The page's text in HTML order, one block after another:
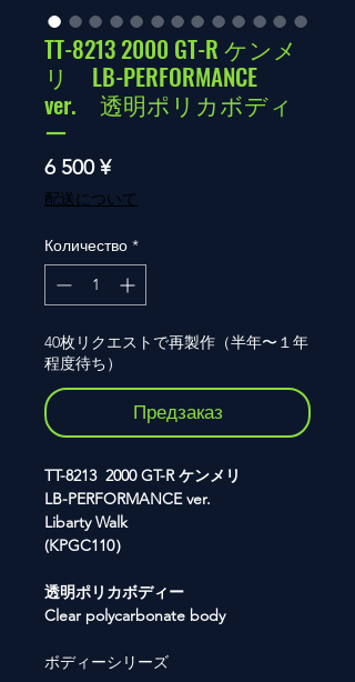
TT-8213 2000 GT-R ケンメ
リ LB-PERFORMANCE
ver. 透明ポリカボディ
ー
6 500 ¥Цена
配送について
Количество *
40枚リクエストで再製作（半年〜１年
程度待ち）
Предзаказ
TT-8213 2000 GT-R ケンメリ
LB-PERFORMANCE ver.
Libarty Walk
(KPGC110）
透明ポリカボディー
Clear polycarbonate body
ボディーシリーズ